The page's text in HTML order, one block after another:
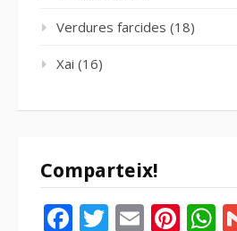
Verdures farcides (18)
Xai (16)
Comparteix!
Facebook
Twitter
Email